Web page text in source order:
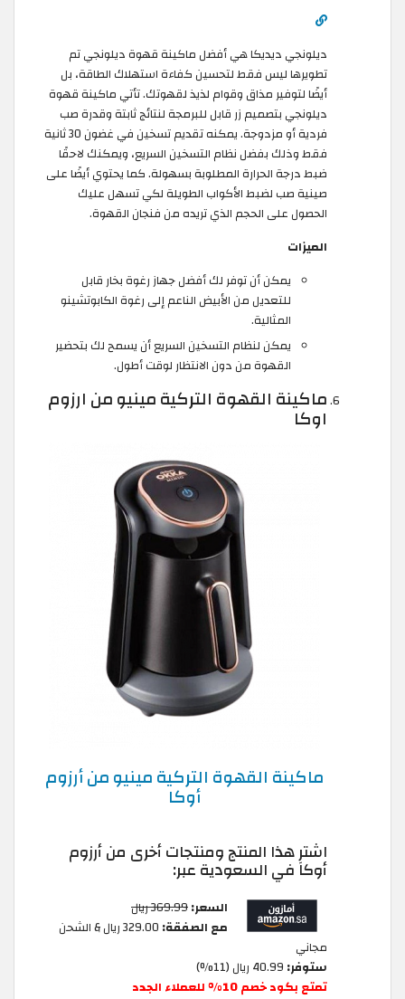
ديلونجي ديديكا هي أفضل ماكينة قهوة ديلونجي تم
تطويرها ليس فقط لتحسين كفاءة استهلاك الطاقة، بل
أيضًا لتوفير مذاق وقوام لذيذ لقهوتك. تأتي ماكينة قهوة
ديلونجي بتصميم زر قابل للبرمجة لنتائج ثابتة وقدرة صب
فردية أو مزدوجة. يمكنه تقديم تسخين في غضون 30 ثانية
فقط وذلك بفضل نظام التسخين السريع، ويمكنك لاحقًا
ضبط درجة الحرارة المطلوبة بسهولة. كما يحتوي أيضًا على
صينية صب لضبط الأكواب الطويلة لكي تسهل عليك
الحصول على الحجم الذي تريده من فنجان القهوة.
الميزات
يمكن أن توفر لك أفضل جهاز رغوة بخار قابل
للتعديل من الأبيض الناعم إلى رغوة الكابوتشينو
المثالية.
يمكن لنظام التسخين السريع أن يسمح لك بتحضير
القهوة من دون الانتظار لوقت أطول.
ماكينة القهوة التركية مينيو من ارزوم
اوكا
ماكينة القهوة التركية مينيو من أرزوم
أوكا
اشترِ هذا المنتج ومنتجات أخرى من أرزوم
أوكا في السعودية عبر:
السعر:369.99 ريال
مع الصفقة:
329.00 ريال & الشحن
مجاني
ستوفر:
تمتع بكود خصم 10% للعملاء الجدد